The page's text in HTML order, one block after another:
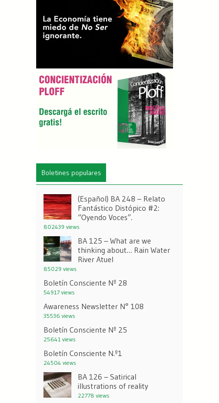
Boletines populares
(Español) BA 248 – Relato
Fantástico Distópico #2:
“Oyendo Voces”.
802439 views
BA 125 – What are we
thinking about… Rain Water
River Atuel
85029 views
Boletín Consciente Nº 28
54917 views
Awareness Newsletter N° 108
35536 views
Boletín Consciente Nº 25
25641 views
Boletín Consciente N.º1
24504 views
BA 126 – Satirical
illustrations of reality
22778 views